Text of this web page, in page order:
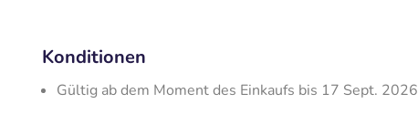
Konditionen
Gültig ab dem Moment des Einkaufs bis 17 Sept. 2026